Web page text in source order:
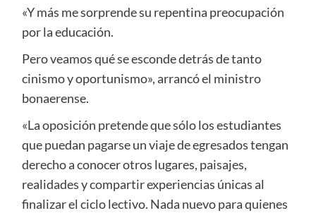
«Y más me sorprende su repentina preocupación
por la educación.
Pero veamos qué se esconde detrás de tanto
cinismo y oportunismo», arrancó el ministro
bonaerense.
«La oposición pretende que sólo los estudiantes
que puedan pagarse un viaje de egresados tengan
derecho a conocer otros lugares, paisajes,
realidades y compartir experiencias únicas al
finalizar el ciclo lectivo. Nada nuevo para quienes